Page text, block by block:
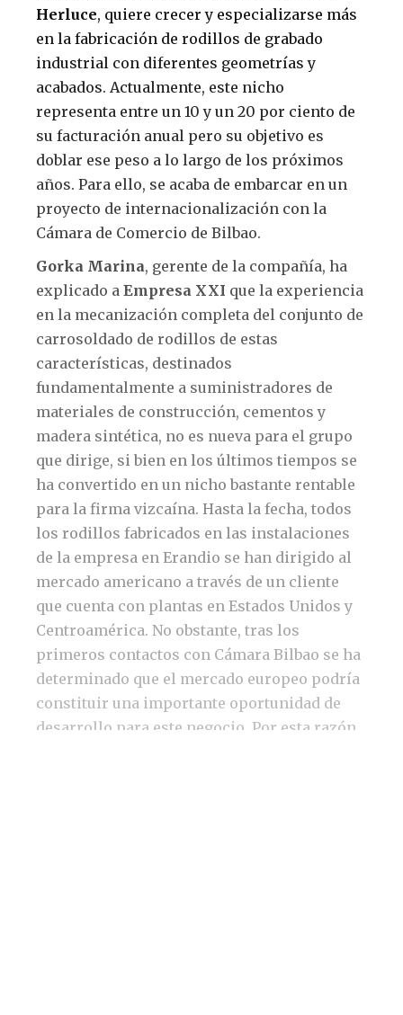
Herluce, quiere crecer y especializarse más
en la fabricación de rodillos de grabado
industrial con diferentes geometrías y
acabados. Actualmente, este nicho
representa entre un 10 y un 20 por ciento de
su facturación anual pero su objetivo es
doblar ese peso a lo largo de los próximos
años. Para ello, se acaba de embarcar en un
proyecto de internacionalización con la
Cámara de Comercio de Bilbao.
Gorka Marina, gerente de la compañía, ha
explicado a Empresa XXI que la experiencia
en la mecanización completa del conjunto de
carrosoldado de rodillos de estas
características, destinados
fundamentalmente a suministradores de
materiales de construcción, cementos y
madera sintética, no es nueva para el grupo
que dirige, si bien en los últimos tiempos se
ha convertido en un nicho bastante rentable
para la firma vizcaína. Hasta la fecha, todos
los rodillos fabricados en las instalaciones
de la empresa en Erandio se han dirigido al
mercado americano a través de un cliente
que cuenta con plantas en Estados Unidos y
Centroamérica. No obstante, tras los
primeros contactos con Cámara Bilbao se ha
determinado que el mercado europeo podría
constituir una importante oportunidad de
desarrollo para este negocio. Por esta razón,